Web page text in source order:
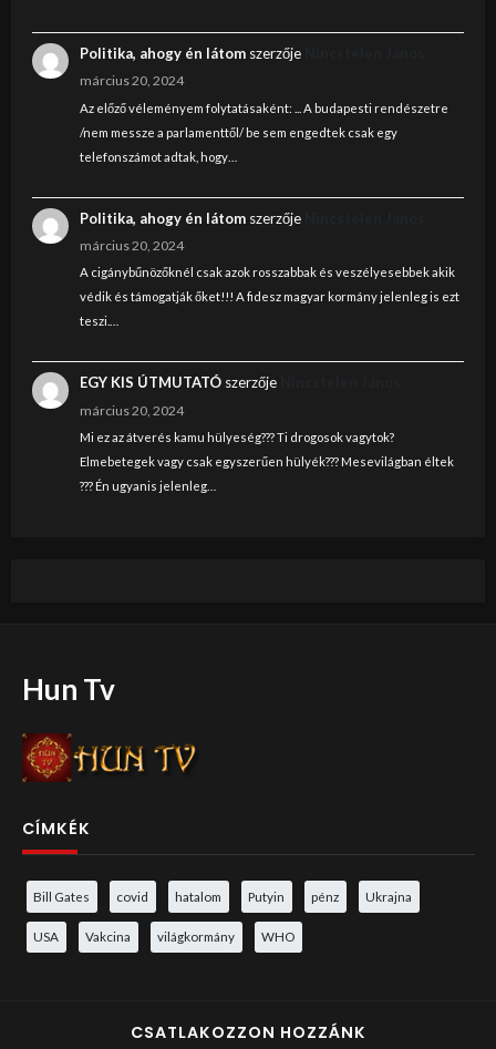
Politika, ahogy én látomszerzője
március 20, 2024
Az előző véleményem folytatásaként: ... A budapesti rendészetre
/nem messze a parlamenttől/ be sem engedtek csak egy
telefonszámot adtak, hogy…
Politika, ahogy én látomszerzője
március 20, 2024
A cigánybűnözőknél csak azok rosszabbak és veszélyesebbek akik
védik és támogatják őket!!! A fidesz magyar kormány jelenleg is ezt
teszi.…
EGY KIS ÚTMUTATÓszerzője
március 20, 2024
Mi ez az átverés kamu hülyeség??? Ti drogosok vagytok?
Elmebetegek vagy csak egyszerűen hülyék??? Mesevilágban éltek
??? Én ugyanis jelenleg…
Hun Tv
CÍMKÉK
Bill Gates covid hatalom Putyin pénz Ukrajna
USA Vakcina világkormány WHO
CSATLAKOZZON HOZZÁNK